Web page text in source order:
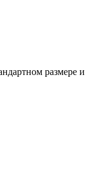
размере и